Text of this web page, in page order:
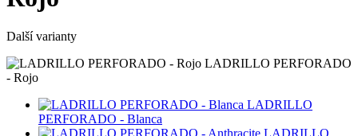
Další varianty
LADRILLO PERFORADO
- Rojo
LADRILLO
PERFORADO - Blanca